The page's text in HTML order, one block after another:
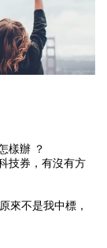
樣辦 ？
技券，有沒有方
來不是我中標，